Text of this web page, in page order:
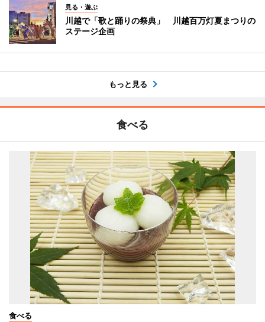
見る・遊ぶ
川越で「歌と踊りの祭典」 川越百万灯夏まつりの
ステージ企画
もっと見る
食べる
食べる